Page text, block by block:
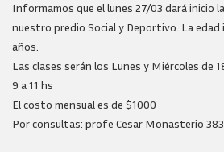
Informamos que el lunes 27/03 dará inicio
nuestro predio Social y Deportivo. La edad
años.
Las clases serán los Lunes y Miércoles de
9 a 11 hs
El costo mensual es de $1000
Por consultas: profe Cesar Monasterio